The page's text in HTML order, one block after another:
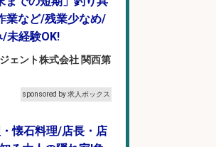
業など/残業少なめ/
/未経験OK!
ェント株式会社 関西第
sponsored by 求人ボックス
懐石料理/店長・店